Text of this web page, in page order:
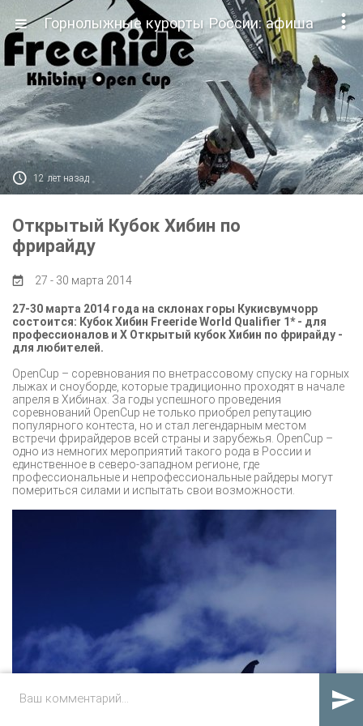

Горнолыжные курорты России: афиша
 12 лет назад
Открытый Кубок Хибин по
фрирайду
 27 - 30 марта 2014
27-30 марта 2014 года на склонах горы Кукисвумчорр
состоится: Кубок Хибин Freeride World Qualifier 1* - для
профессионалов и X Открытый кубок Хибин по фрирайду -
для любителей.
OpenCup – соревнования по внетрассовому спуску на горных
лыжах и сноуборде, которые традиционно проходят в начале
апреля в Хибинах. За годы успешного проведения
соревнований OpenCup не только приобрел репутацию
популярного контеста, но и стал легендарным местом
встречи фрирайдеров всей страны и зарубежья. OpenCup –
одно из немногих мероприятий такого рода в России и
единственное в северо-западном регионе, где
профессиональные и непрофессиональные райдеры могут
помериться силами и испытать свои возможности.
